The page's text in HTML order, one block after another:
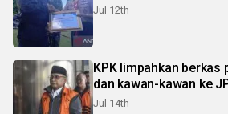
Jul 12th
KPK limpahkan berkas
dan kawan-kawan ke
Jul 14th